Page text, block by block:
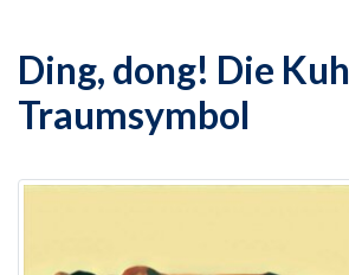
Ding, dong! Die
Traumsymbol